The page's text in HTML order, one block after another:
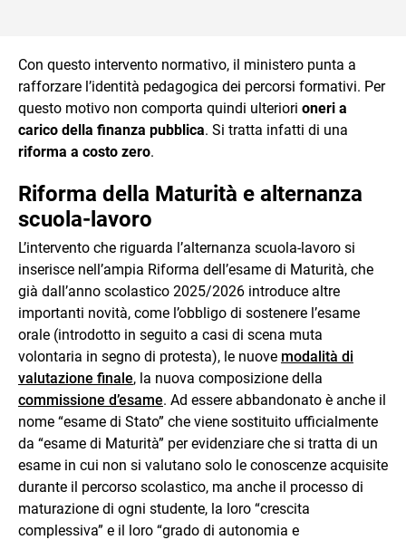
Con questo intervento normativo, il ministero punta a
rafforzare l’identità pedagogica dei percorsi formativi. Per
questo motivo non comporta quindi ulteriori oneri a
carico della finanza pubblica. Si tratta infatti di una
riforma a costo zero.
Riforma della Maturità e alternanza
scuola-lavoro
L’intervento che riguarda l’alternanza scuola-lavoro si
inserisce nell’ampia Riforma dell’esame di Maturità, che
già dall’anno scolastico 2025/2026 introduce altre
importanti novità, come l’obbligo di sostenere l’esame
orale (introdotto in seguito a casi di scena muta
volontaria in segno di protesta), le nuove modalità di
valutazione finale, la nuova composizione della
commissione d’esame. Ad essere abbandonato è anche il
nome “esame di Stato” che viene sostituito ufficialmente
da “esame di Maturità” per evidenziare che si tratta di un
esame in cui non si valutano solo le conoscenze acquisite
durante il percorso scolastico, ma anche il processo di
maturazione di ogni studente, la loro “crescita
complessiva” e il loro “grado di autonomia e